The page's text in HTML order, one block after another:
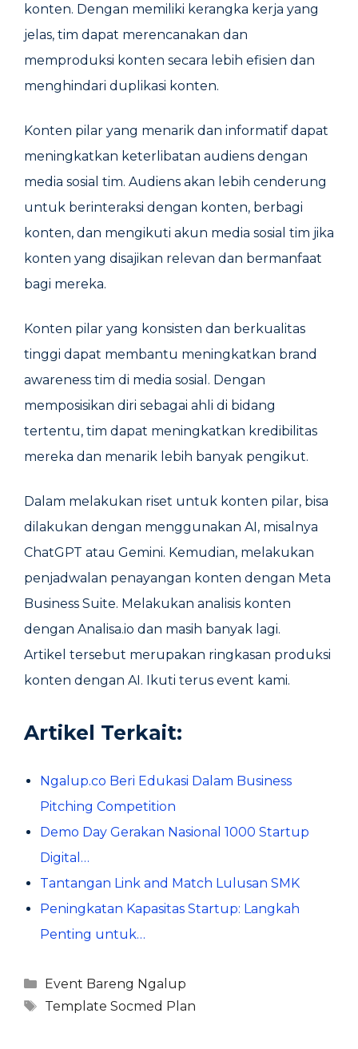
konten. Dengan memiliki kerangka kerja yang
jelas, tim dapat merencanakan dan
memproduksi konten secara lebih efisien dan
menghindari duplikasi konten.
Konten pilar yang menarik dan informatif dapat
meningkatkan keterlibatan audiens dengan
media sosial tim. Audiens akan lebih cenderung
untuk berinteraksi dengan konten, berbagi
konten, dan mengikuti akun media sosial tim jika
konten yang disajikan relevan dan bermanfaat
bagi mereka.
Konten pilar yang konsisten dan berkualitas
tinggi dapat membantu meningkatkan brand
awareness tim di media sosial. Dengan
memposisikan diri sebagai ahli di bidang
tertentu, tim dapat meningkatkan kredibilitas
mereka dan menarik lebih banyak pengikut.
Dalam melakukan riset untuk konten pilar, bisa
dilakukan dengan menggunakan AI, misalnya
ChatGPT atau Gemini. Kemudian, melakukan
penjadwalan penayangan konten dengan Meta
Business Suite. Melakukan analisis konten
dengan Analisa.io dan masih banyak lagi.
Artikel tersebut merupakan ringkasan produksi
konten dengan AI. Ikuti terus event kami.
Artikel Terkait:
Ngalup.co Beri Edukasi Dalam Business
Pitching Competition
Demo Day Gerakan Nasional 1000 Startup
Digital…
Tantangan Link and Match Lulusan SMK
Peningkatan Kapasitas Startup: Langkah
Penting untuk…
Kategori
Event Bareng Ngalup
Tag
Template Socmed Plan